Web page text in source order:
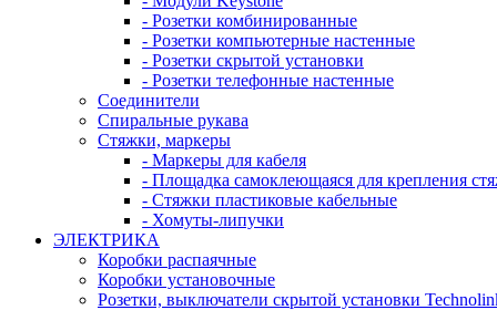
- Розетки комбинированные
- Розетки компьютерные настенные
- Розетки скрытой установки
- Розетки телефонные настенные
Соединители
Спиральные рукава
Стяжки, маркеры
- Маркеры для кабеля
- Площадка самоклеющаяся для крепления
- Стяжки пластиковые кабельные
- Хомуты-липучки
ЭЛЕКТРИКА
Коробки распаячные
Коробки установочные
Розетки, выключатели скрытой установки